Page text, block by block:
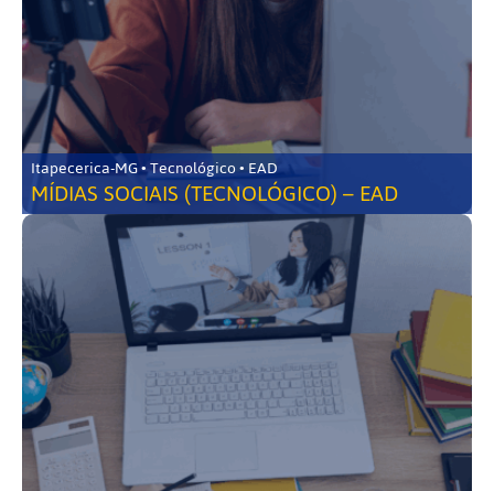
Itapecerica-MG • Tecnológico • EAD
MÍDIAS SOCIAIS (TECNOLÓGICO) – EAD